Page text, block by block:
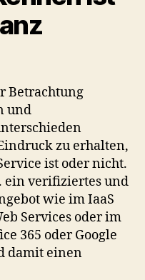
Betrachtung
und
zu erhalten,
ist oder nicht.
ein verifiziertes und
wie im IaaS
Services oder im
365 oder Google
damit einen